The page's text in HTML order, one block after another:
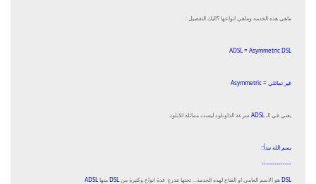
ماهي هذه الخدمه وماهي انواعها ؟اليك التفصيل :
ADSL = Asymmetric DSL
غير تماثلي = Asymmetric
يعني في الـ ADSL سرعة الداونلود ليست مماثلة للابلود
بسم الله نبدأ::
--------------
DSLهو الاسم العامي او القناع لهذه الخدمة... تحتها تندرج عدة انواع وكثيرة من DSLمنها ADSL